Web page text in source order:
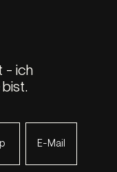
- ich
bist.
E-Mail